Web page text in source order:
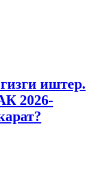
иштер.
2026-